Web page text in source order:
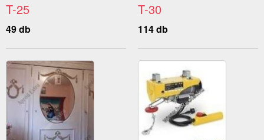
T-25
49 db
T-30
114 db